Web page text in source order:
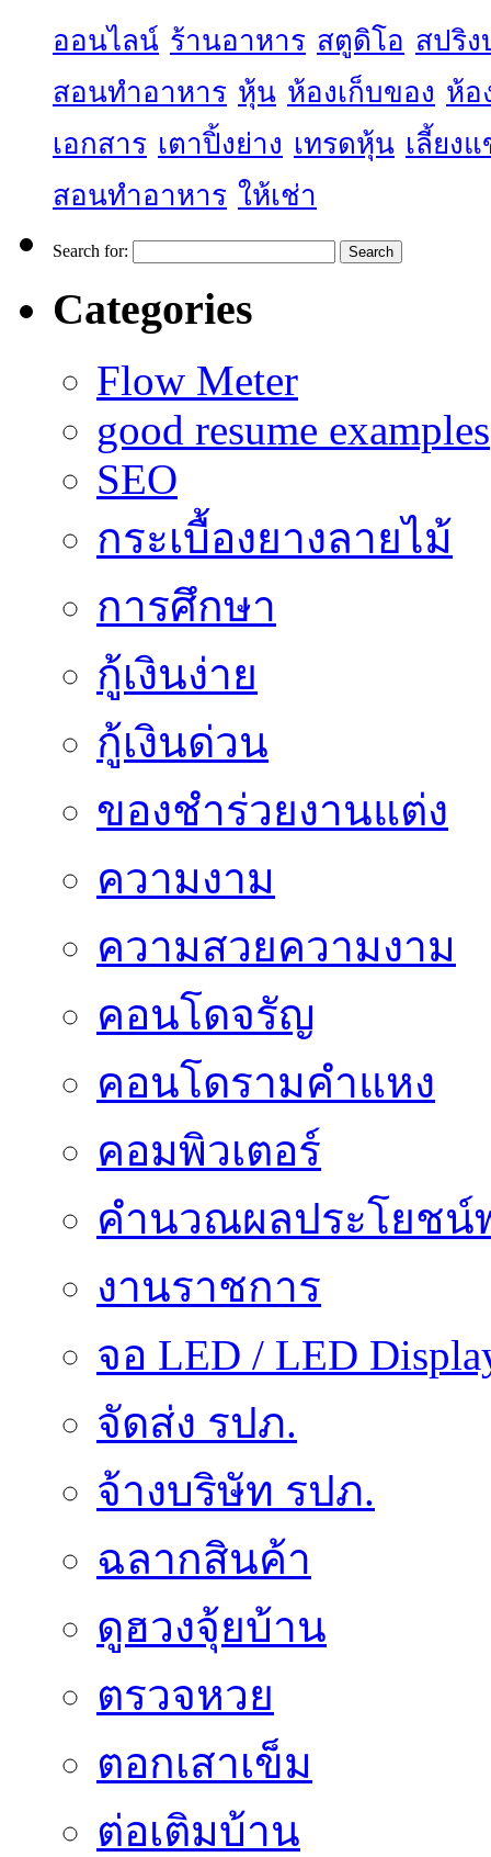
ออนไลน์ ร้านอาหาร สตูดิโอ สปริง
สอนทำอาหาร หุ้น ห้องเก็บของ ห้อ
เอกสาร เตาปิ้งย่าง เทรดหุ้น เลี้ยง
สอนทำอาหาร ให้เช่า
Search for:
Categories
Flow Meter
good resume examples
SEO
กระเบื้องยางลายไม้
การศึกษา
กู้เงินง่าย
กู้เงินด่วน
ของชำร่วยงานแต่ง
ความงาม
ความสวยความงาม
คอนโดจรัญ
คอนโดรามคำแหง
คอมพิวเตอร์
คำนวณผลประโยชน์
งานราชการ
จอ LED / LED
จัดส่ง รปภ.
จ้างบริษัท รปภ.
ฉลากสินค้า
ดูฮวงจุ้ยบ้าน
ตรวจหวย
ตอกเสาเข็ม
ต่อเติมบ้าน